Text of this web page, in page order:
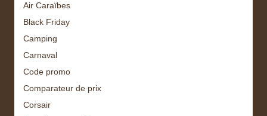
Air Caraïbes
Black Friday
Camping
Carnaval
Code promo
Comparateur de prix
Corsair